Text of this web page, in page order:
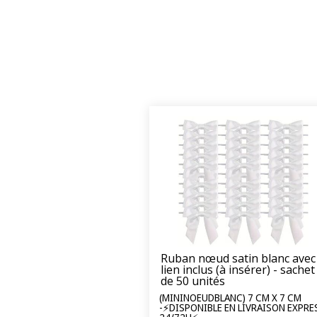
Ruban nœud satin blanc avec
lien inclus (à insérer) - sachet
de 50 unités
(MININOEUDBLANC) 7 CM X 7 CM
-⚡DISPONIBLE EN LIVRAISON